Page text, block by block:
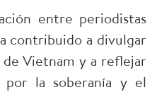
entre periodistas
contribuido a divulgar
Vietnam y a reflejar
por la soberanía y el